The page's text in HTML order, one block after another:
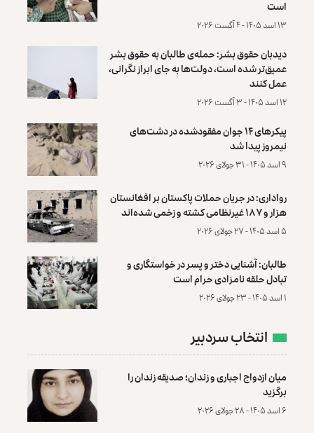
است
۱۳ اسد ۱۴۰۵ - ۴ آگست ۲۰۲۶
دیدبان حقوق بشر: حمله‌ی طالبان به حقوق بشر
عمیق‌تر شده است، دولت‌ها به جای ابراز نگرانی،
عمل کنند
۱۲ اسد ۱۴۰۵ - ۳ آگست ۲۰۲۶
پیکرهای ۱۴ جوان مفقودشده در دشت‌های
نیمروز پیدا شد
۹ اسد ۱۴۰۵ - ۳۱ جولای ۲۰۲۶
رواداری: در جریان حملات پاکستان بر افغانستان
هزار و ۱۸۷ غیرنظامی کشته و زخمی شده‌اند
۵ اسد ۱۴۰۵ - ۲۷ جولای ۲۰۲۶
طالبان: آشنایی دختر و پسر در خواستگاری و
تبادل حلقه نامزادی حرام است
۱ اسد ۱۴۰۵ - ۲۳ جولای ۲۰۲۶
انتخاب سردبیر
میان ازدواج اجباری و زندان؛ صدیقه زندان را
برگزید
۶ اسد ۱۴۰۵ - ۲۸ جولای ۲۰۲۶